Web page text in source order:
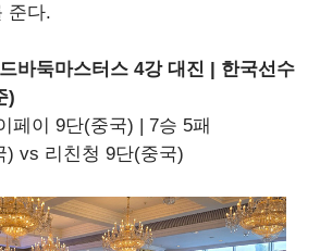
준다.
바둑마스터스 4강 대진 | 한국선수
)
페이 9단(중국) | 7승 5패
) vs 리친청 9단(중국)